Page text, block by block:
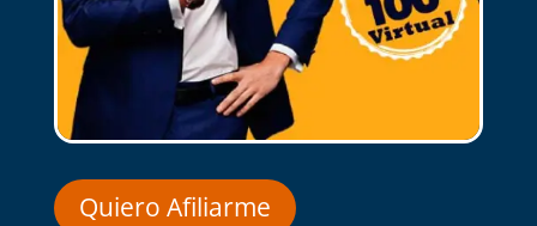
Quiero Afiliarme